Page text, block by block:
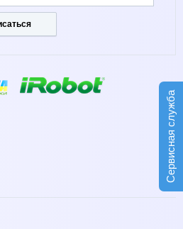
Сервисная служба